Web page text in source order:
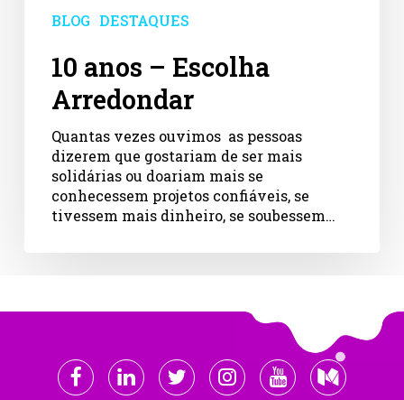
BLOG DESTAQUES
10 anos – Escolha
Arredondar
Quantas vezes ouvimos as pessoas
dizerem que gostariam de ser mais
solidárias ou doariam mais se
conhecessem projetos confiáveis, se
tivessem mais dinheiro, se soubessem…